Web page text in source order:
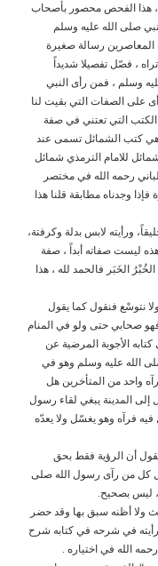
هذا الفحص محصور بأصحاب
صلى الله عليه وسلم
المعاصرين رسالة صغيرة
، فصّل تفصيلا شديداً
وسلم ، فمن رأى النبي
على الصفات التي بقيت لنا
التي تعتني في صفة
هي كتب الشمائل تسمى عند
للامام الترمذي شمائل
رحمه الله في مختصر
وجدناه مطابقة قلنا هذا
ورأيته لابس بدلة وكرفتة،
ليست صفاته أبداً ، صفة
الخَبَر فالحمد لله ، هذا
نتوسْع فنقول كما يقول
صحابي حتى ولو في المنام
الأجوبة المرضية عن
الله عليه وسلم وهو في
واحد من المتأخرين هل
إلى المدينة يبغي لقاء رسول
فرآه وهو يغسّل ولا يعدّه
أن الرؤية فقط بحق
كل من رآى رسول الله صلى
ليس بصحيح.
ولا أظنه سبق بها وقد حضر
في شرحه في كتابه شرح
الله في اختياره .